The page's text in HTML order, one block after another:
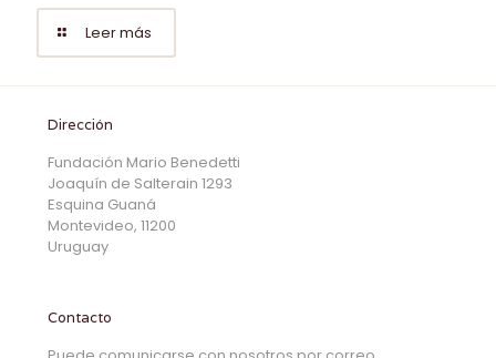
Leer más
Dirección
Fundación Mario Benedetti
Joaquín de Salterain 1293
Esquina Guaná
Montevideo, 11200
Uruguay
Contacto